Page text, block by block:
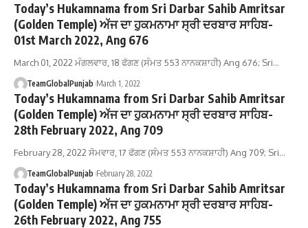
Today’s Hukamnama from Sri Darbar Sahib Amritsar
(Golden Temple) ਅੱਜ ਦਾ ਹੁਕਮਨਾਮਾ ਸ੍ਰੀ ਦਰਬਾਰ ਸਾਹਿਬ-
01st March 2022, Ang 676
March 01, 2022 ਮੰਗਲਵਾਰ, 18 ਫੱਗਣ (ਸੰਮਤ 553 ਨਾਨਕਸ਼ਾਹੀ) Ang 676; Sri…
TeamGlobalPunjab March 1, 2022
Today’s Hukamnama from Sri Darbar Sahib Amritsar
(Golden Temple) ਅੱਜ ਦਾ ਹੁਕਮਨਾਮਾ ਸ੍ਰੀ ਦਰਬਾਰ ਸਾਹਿਬ-
28th February 2022, Ang 709
February 28, 2022 ਸੋਮਵਾਰ, 17 ਫੱਗਣ (ਸੰਮਤ 553 ਨਾਨਕਸ਼ਾਹੀ) Ang 709; Sri…
TeamGlobalPunjab February 28, 2022
Today’s Hukamnama from Sri Darbar Sahib Amritsar
(Golden Temple) ਅੱਜ ਦਾ ਹੁਕਮਨਾਮਾ ਸ੍ਰੀ ਦਰਬਾਰ ਸਾਹਿਬ-
26th February 2022, Ang 755